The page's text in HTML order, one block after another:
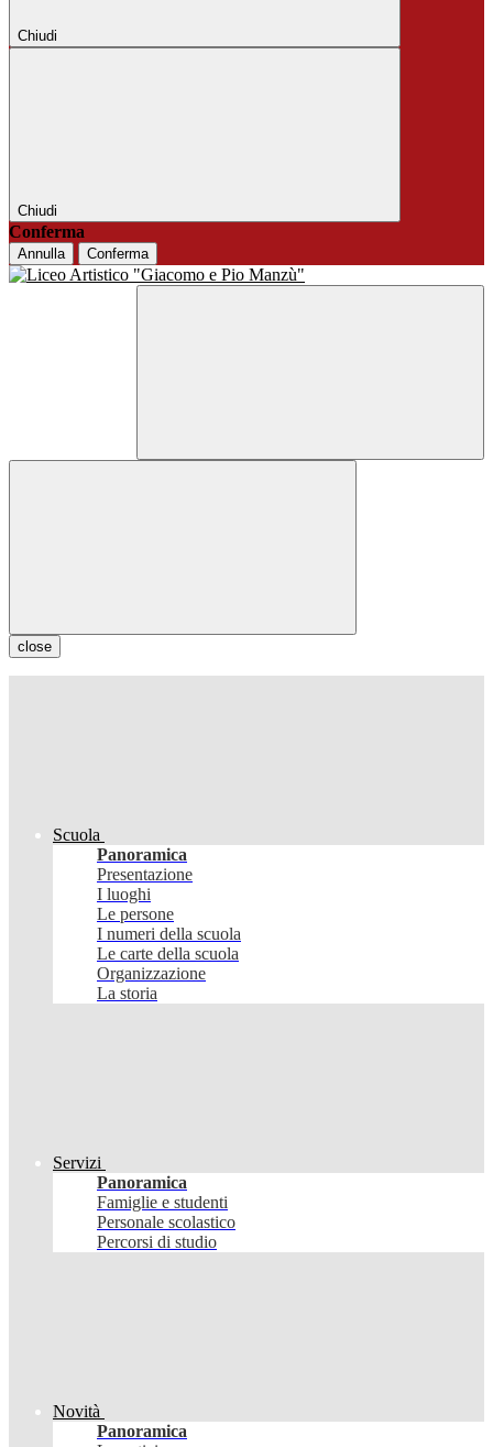
Chiudi
Chiudi
Conferma
Annulla Conferma
close
Scuola
Panoramica
Presentazione
I luoghi
Le persone
I numeri della scuola
Le carte della scuola
Organizzazione
La storia
Servizi
Panoramica
Famiglie e studenti
Personale scolastico
Percorsi di studio
Novità
Panoramica